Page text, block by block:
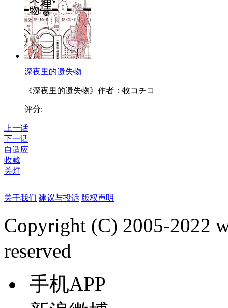
深夜里的遗失物
《深夜里的遗失物》作者：牧コチコ
评分:
上一话
下一话
自适应
收藏
关灯
关于我们 建议与投诉 版权声明
Copyright (C) 2005-2022
reserved
手机APP